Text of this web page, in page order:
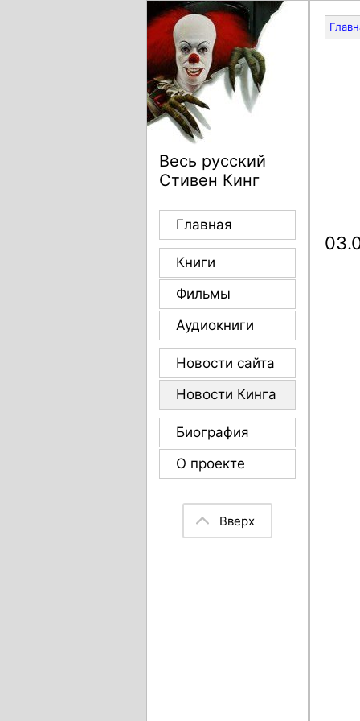
Весь русский
Стивен Кинг
Главная
Книги
Фильмы
Аудиокниги
Новости сайта
Новости Кинга
Биография
О проекте
Вверх